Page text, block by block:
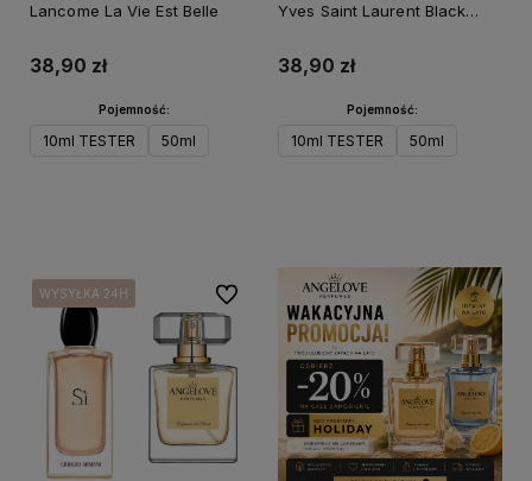
Lancome La Vie Est Belle
38,90 zł
Pojemność:
10ml TESTER 50ml
Yves Saint Laurent Black
38,90 zł
Pojemność:
10ml TESTER 50ml
WYSYŁKA 24H
WYSYŁKA 24H
WYSYŁKA 24H Do ulubionych